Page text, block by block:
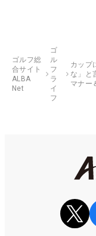
ゴルフ総
合サイト
ALBA
Net
ゴ
ル
フ
ラ
イ
フ
カップ
な」と
マナー